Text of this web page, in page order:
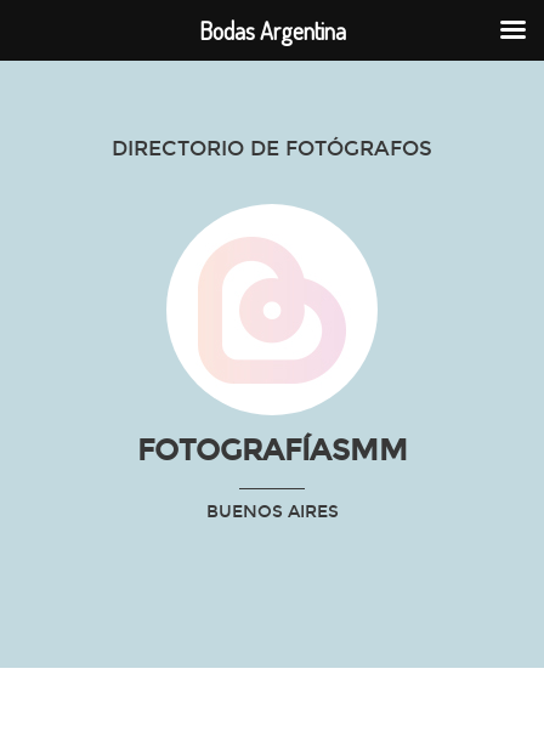
DIRECTORIO DE FOTÓGRAFOS
FOTOGRAFÍASMM
BUENOS AIRES
Bodas Argentina